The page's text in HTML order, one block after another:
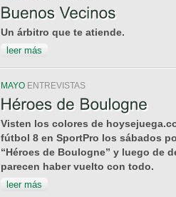
Un árbitro que te atiende.
leer más
MAYO ENTREVISTAS
Visten los colores de
fútbol 8 en SportPro los sábados
“Héroes de Boulogne” y luego de
parecen haber vuelto con todo.
leer más